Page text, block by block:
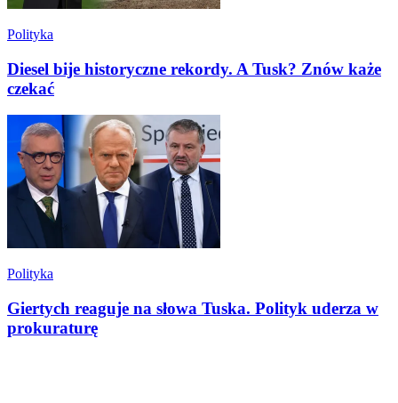
Polityka
Diesel bije historyczne rekordy. A Tusk? Znów każe
czekać
Polityka
Giertych reaguje na słowa Tuska. Polityk uderza w
prokuraturę